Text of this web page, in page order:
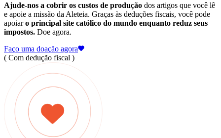
Ajude-nos a cobrir os custos de produção dos artigos que você lê
e apoie a missão da Aleteia. Graças às deduções fiscais, você pode
apoiaro principal site católico do mundo enquanto reduz seus
impostos. Doe agora.
Faço uma doação agora
( Com dedução fiscal )